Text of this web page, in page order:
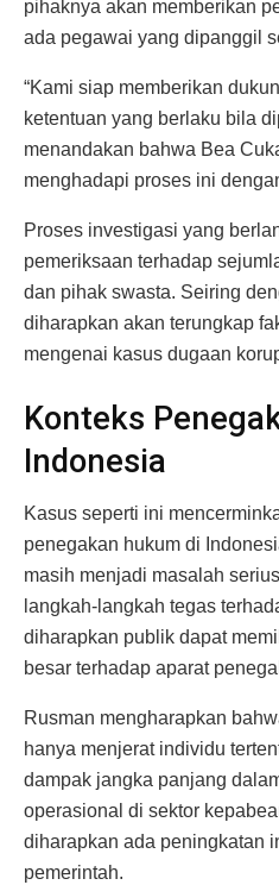
pihaknya akan memberikan
ada pegawai yang dipanggil
“Kami siap memberikan
ketentuan yang berlaku bila
menandakan bahwa Bea
menghadapi proses ini
Proses investigasi yang
pemeriksaan terhadap
dan pihak swasta. Seiring
diharapkan akan terungkap
mengenai kasus dugaan
Konteks
Indonesia
Kasus seperti ini
penegakan hukum di
masih menjadi masalah
langkah-langkah tegas
diharapkan publik dapat
besar terhadap aparat
Rusman mengharapkan
hanya menjerat individu
dampak jangka panjang
operasional di sektor
diharapkan ada peningkatan
pemerintah.